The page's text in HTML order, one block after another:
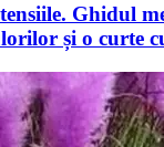
Ghidul
și o curte